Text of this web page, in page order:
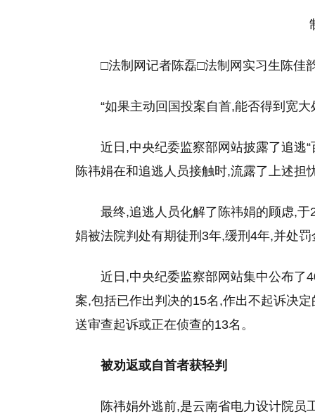
□法制网记者陈磊□法制网实习生陈佳
“如果主动回国投案自首,能否得到宽大
近日,中央纪委监察部网站披露了追逃“
陈祎娟在和追逃人员接触时,流露了上述担
最终,追逃人员化解了陈祎娟的顾虑,
娟被法院判处有期徒刑3年,缓刑4年,并处
近日,中央纪委监察部网站集中公布了
案,包括已作出判决的15名,作出不起诉决
送审查起诉或正在侦查的13名。
被劝返或自首者获轻判
陈祎娟外逃前,是云南省电力设计院